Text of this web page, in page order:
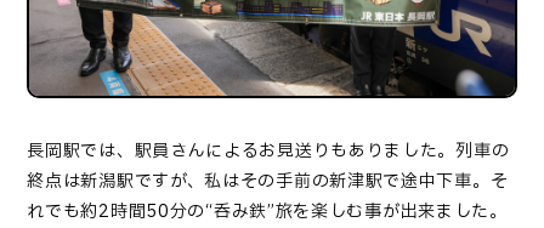
長岡駅では、駅員さんによるお見送りもありました。列車の
終点は新潟駅ですが、私はその手前の新津駅で途中下車。そ
れでも約2時間50分の“呑み鉄”旅を楽しむ事が出来ました。